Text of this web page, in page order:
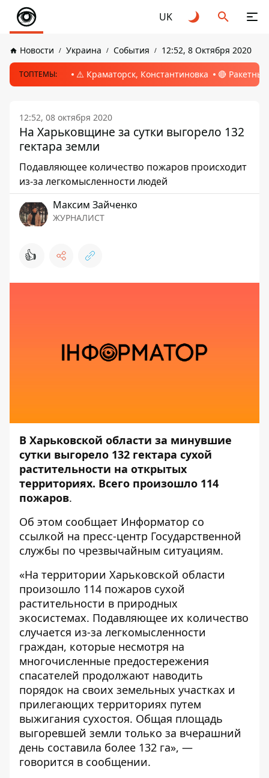
UK
Новости Украина События 12:52, 8 Октября 2020
ТОПТЕМЫ: ⚠️ Краматорск, Константиновка 🔴
12:52, 08 октября 2020
На Харьковщине за сутки выгорело 132
гектара земли
Подавляющее количество пожаров происходит
из-за легкомысленности людей
Максим Зайченко
ЖУРНАЛИСТ
👍
В Харьковской области за минувшие
сутки выгорело 132 гектара сухой
растительности на открытых
территориях. Всего произошло 114
пожаров.
Об этом сообщает Информатор со
ссылкой на пресс-центр Государственной
службы по чрезвычайным ситуациям.
«На территории Харьковской области
произошло 114 пожаров сухой
растительности в природных
экосистемах. Подавляющее их количество
случается из-за легкомысленности
граждан, которые несмотря на
многочисленные предостережения
спасателей продолжают наводить
порядок на своих земельных участках и
прилегающих территориях путем
выжигания сухостоя. Общая площадь
выгоревшей земли только за вчерашний
день составила более 132 га», —
говорится в сообщении.